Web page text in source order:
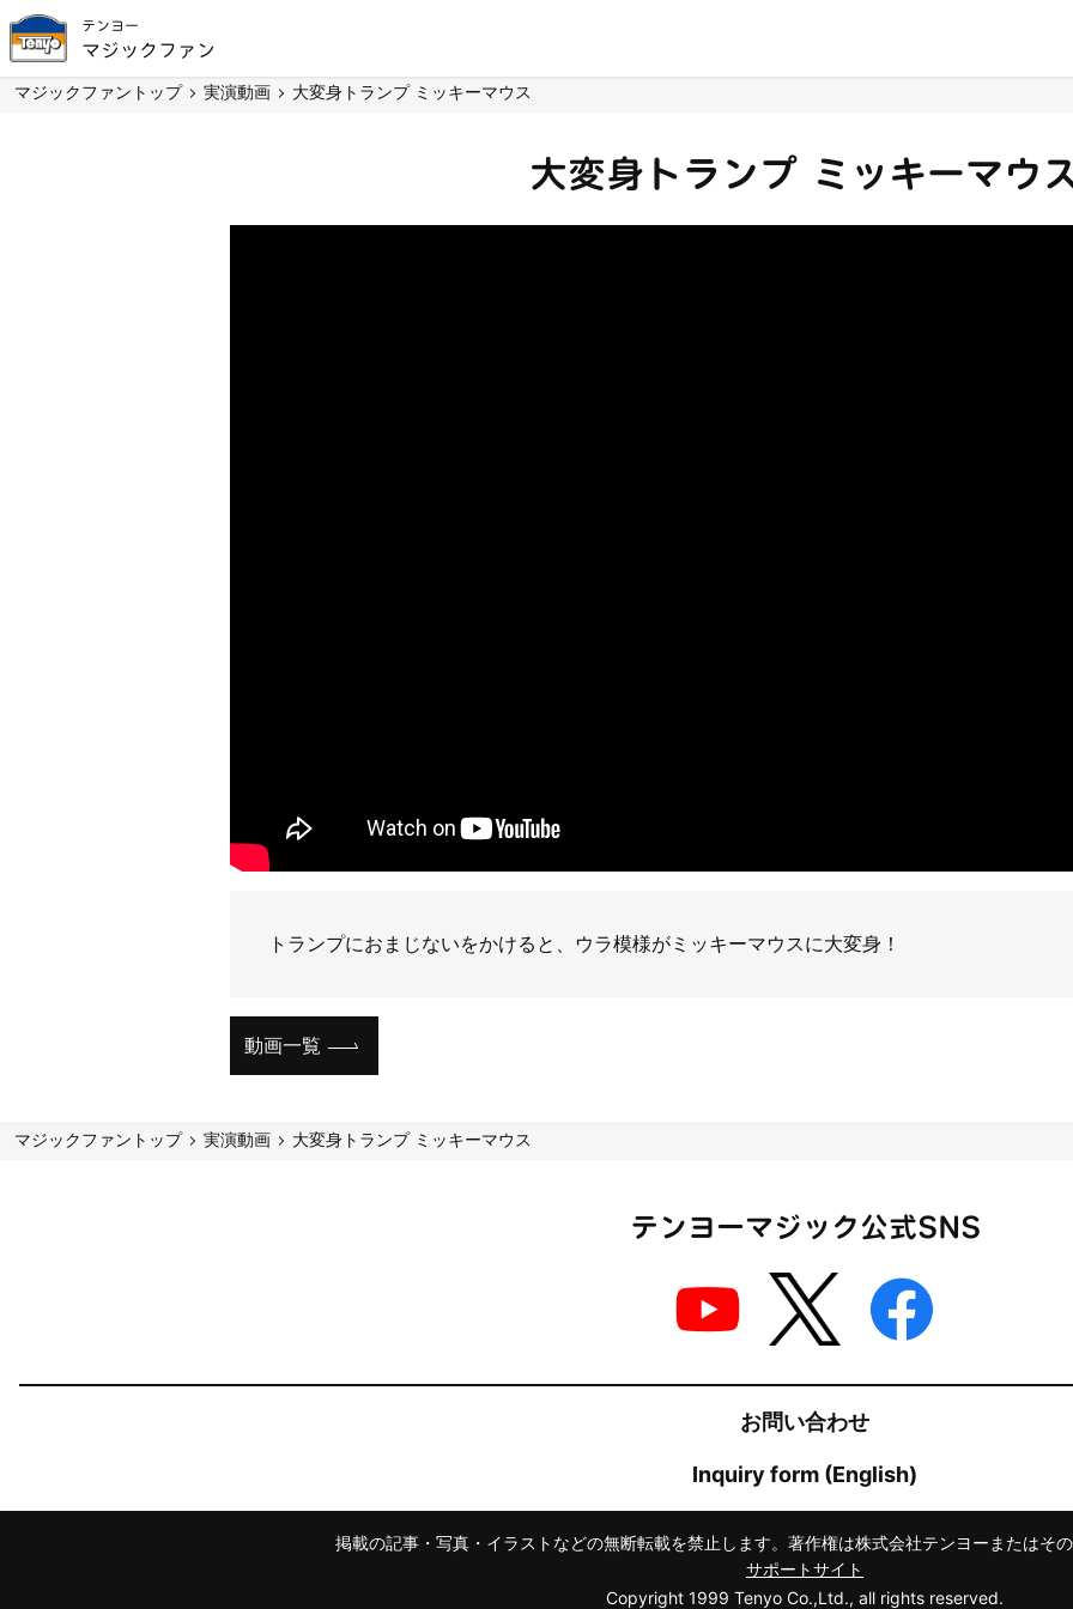
テンヨー
マジックファン
マジックファントップ 実演動画 大変身トランプ ミッキーマウス
大変身トランプ ミッキーマウ
トランプにおまじないをかけると、ウラ模様がミッキーマウスに大変身！
動画一覧
マジックファントップ 実演動画 大変身トランプ ミッキーマウス
テンヨーマジック公式SNS
お問い合わせ
Inquiry form (English)
掲載の記事・写真・イラストなどの無断転載を禁止します。著作権は株式会社テンヨーまたはその
サポートサイト
Copyright 1999 Tenyo Co.,Ltd., all rights reserved.